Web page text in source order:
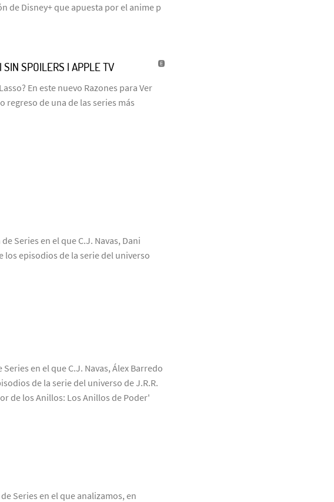
de Disney+ que apuesta por el anime p
SIN SPOILERS | APPLE TV
En este nuevo Razones para Ver
regreso de una de las series más
Series en el que C.J. Navas, Dani
los episodios de la serie del universo
en el que C.J. Navas, Álex Barredo
de la serie del universo de J.R.R.
de los Anillos: Los Anillos de Poder'
Series en el que analizamos, en